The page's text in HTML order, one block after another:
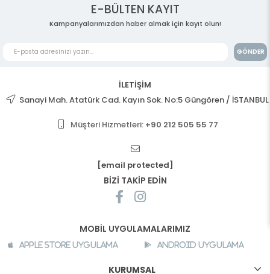
E-BÜLTEN KAYIT
Kampanyalarımızdan haber almak için kayıt olun!
GÖNDER
İLETİŞİM
Sanayi Mah. Atatürk Cad. Kayın Sok. No:5 Güngören / İSTANBUL
Müşteri Hizmetleri: +90 212 505 55 77
[email protected]
BİZİ TAKİP EDİN
MOBİL UYGULAMALARIMIZ
Apple Store Uygulama Android Uygulama
KURUMSAL